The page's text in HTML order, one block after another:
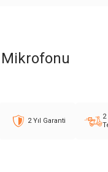
Mikrofonu
2 Yıl Garanti
2